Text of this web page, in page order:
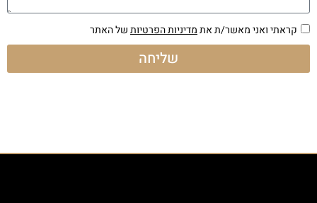
קראתי ואני מאשר/ת אתמדיניות הפרטיותשל האתר
שליחה